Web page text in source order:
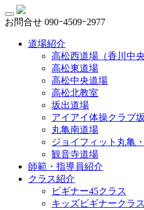
お問合せ 090ｰ4509ｰ2977
道場紹介
高松西道場（香川中
高松東道場
高松中央道場
高松北教室
坂出道場
アイアイ体操クラブ
丸亀南道場
ジョイフィット丸亀
観音寺道場
師範・指導員紹介
クラス紹介
ビギナー45クラス
キッズビギナークラス